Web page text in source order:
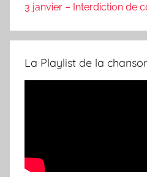
3 janvier – Interdiction de
La Playlist de la